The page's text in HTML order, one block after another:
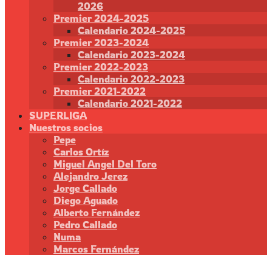
2026
Premier 2024-2025
Calendario 2024-2025
Premier 2023-2024
Calendario 2023-2024
Premier 2022-2023
Calendario 2022-2023
Premier 2021-2022
Calendario 2021-2022
SUPERLIGA
Nuestros socios
Pepe
Carlos Ortíz
Miguel Angel Del Toro
Alejandro Jerez
Jorge Callado
Diego Aguado
Alberto Fernández
Pedro Callado
Numa
Marcos Fernández